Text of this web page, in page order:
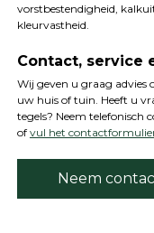
vorstbestendigheid,
kleurvastheid.
Contact, service
Wij geven u graag advies
uw huis of tuin. Heeft u
tegels? Neem telefonisch
of vul het
Neem